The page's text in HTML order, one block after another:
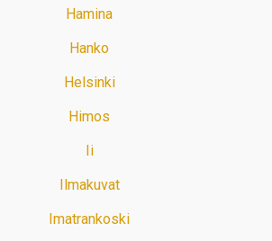
Hamina
Hanko
Helsinki
Himos
Ii
Ilmakuvat
Imatrankoski